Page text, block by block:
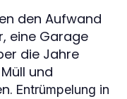
den Aufwand
eine Garage
die Jahre
und
Entrümpelung in